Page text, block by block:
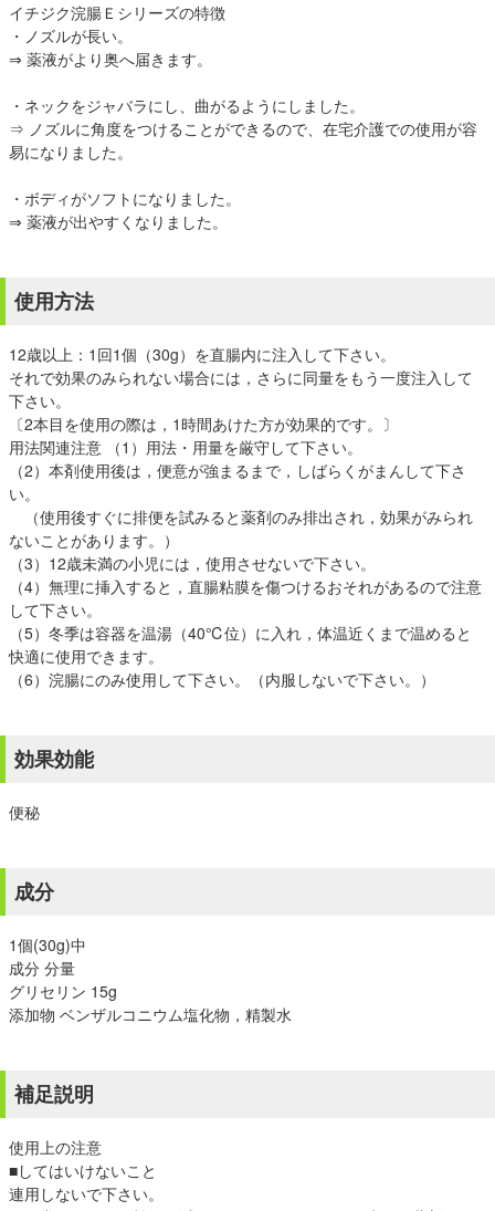
イチジク浣腸Ｅシリーズの特徴
・ノズルが長い。
⇒ 薬液がより奥へ届きます。
・ネックをジャバラにし、曲がるようにしました。
⇒ ノズルに角度をつけることができるので、在宅介護での使用が容
易になりました。
・ボディがソフトになりました。
⇒ 薬液が出やすくなりました。
使用方法
12歳以上：1回1個（30g）を直腸内に注入して下さい。
それで効果のみられない場合には，さらに同量をもう一度注入して
下さい。
〔2本目を使用の際は，1時間あけた方が効果的です。〕
用法関連注意 （1）用法・用量を厳守して下さい。
（2）本剤使用後は，便意が強まるまで，しばらくがまんして下さ
い。
（使用後すぐに排便を試みると薬剤のみ排出され，効果がみられ
ないことがあります。）
（3）12歳未満の小児には，使用させないで下さい。
（4）無理に挿入すると，直腸粘膜を傷つけるおそれがあるので注意
して下さい。
（5）冬季は容器を温湯（40℃位）に入れ，体温近くまで温めると
快適に使用できます。
（6）浣腸にのみ使用して下さい。（内服しないで下さい。）
効果効能
便秘
成分
1個(30g)中
成分 分量
グリセリン 15g
添加物 ベンザルコニウム塩化物，精製水
補足説明
使用上の注意
■してはいけないこと
連用しないで下さい。